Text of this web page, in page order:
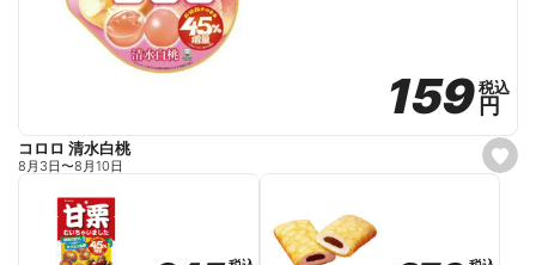
s
e
159
159税込
税込
円
円
コロロ 清水白桃
8月3日〜8月10日